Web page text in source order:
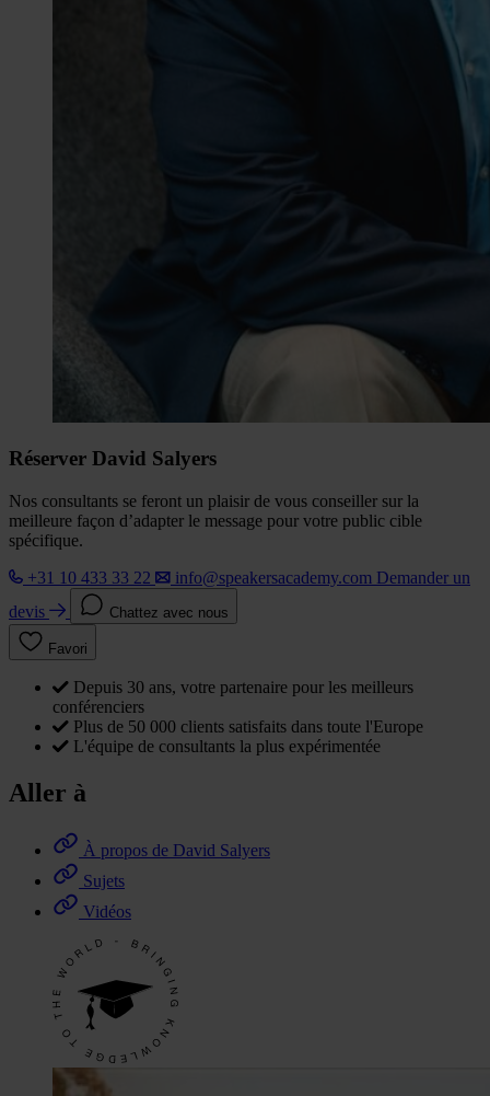
Réserver David Salyers
Nos consultants se feront un plaisir de vous conseiller sur la
meilleure façon d’adapter le message pour votre public cible
spécifique.
+31 10 433 33 22
info@speakersacademy.com Demander un
devis
Chattez avec nous
Favori
Depuis 30 ans, votre partenaire pour les meilleurs
conférenciers
Plus de 50 000 clients satisfaits dans toute l'Europe
L'équipe de consultants la plus expérimentée
Aller à
À propos de David Salyers
Sujets
Vidéos